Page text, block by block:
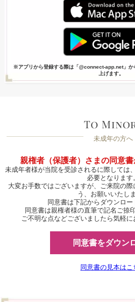
※アプリから登録する際は「@connect-app.net」か
上げます。
未成年の方へ
親権者（保護者）さまの同意書
未成年者様が当院を受診されるに際しては
必要となります
大変お手数ではございますが、ご来院の
う、お願いいたしま
同意書は下記からダウンロー
同意書は親権者様の直筆で記名ご捺
ご不明な点などございましたら気軽に
同意書をダウン
同意書の見本はこ